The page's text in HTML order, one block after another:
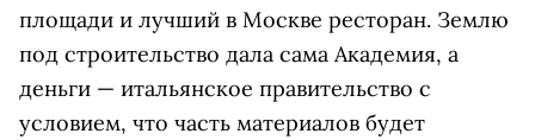
площади и лучший в Москве ресторан. Землю
под строительство дала сама Академия, а
деньги — итальянское правительство с
условием, что часть материалов будет